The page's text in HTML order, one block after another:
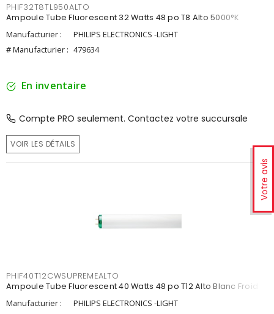
Votre avis
PHIF32T8TL950ALTO
Ampoule Tube Fluorescent 32 Watts 48 po T8 Alto 5000°K
Manufacturier :
PHILIPS ELECTRONICS -LIGHT
# Manufacturier : 479634
En inventaire
Compte PRO seulement. Contactez votre succursale
VOIR LES DÉTAILS
PHIF40T12CWSUPREMEALTO
Ampoule Tube Fluorescent 40 Watts 48 po T12 Alto Blanc Froid
Manufacturier :
PHILIPS ELECTRONICS -LIGHT